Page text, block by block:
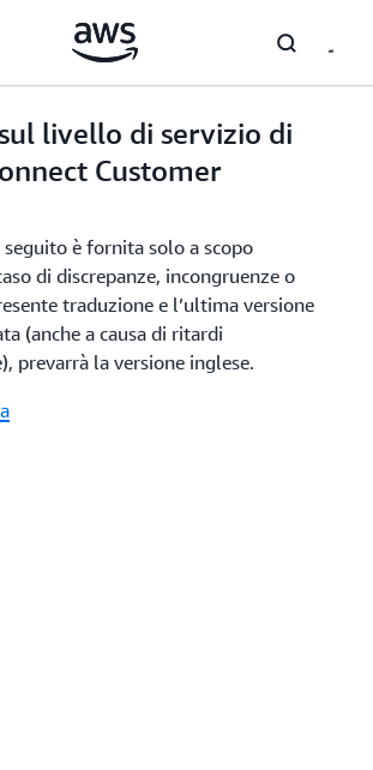
livello di servizio di
Customer
è fornita solo a scopo
di discrepanze, incongruenze o
traduzione e l’ultima versione
(anche a causa di ritardi
prevarrà la versione inglese.